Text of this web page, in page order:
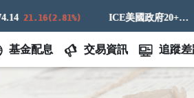
21.16(2.81%) ICE美國政府20+年期債券指數
基金配息 交易資訊 追蹤差